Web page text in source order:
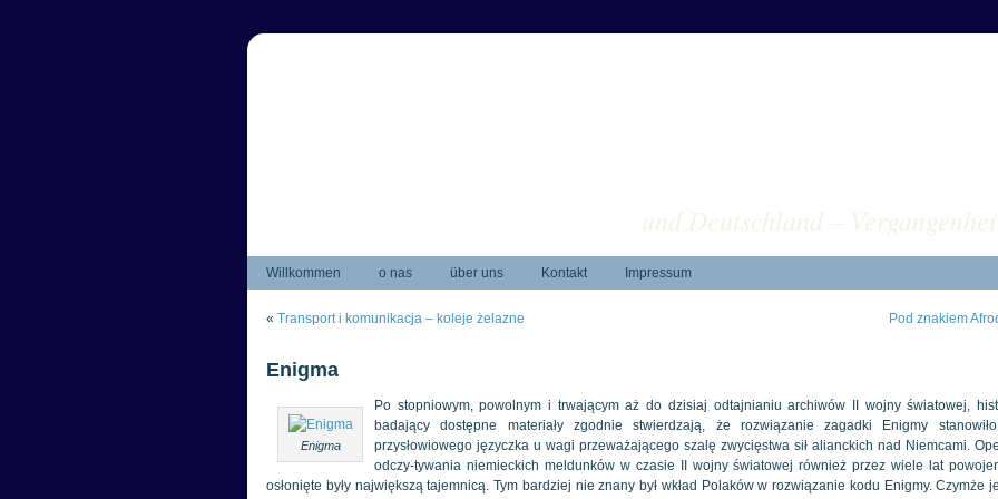
und Deutschland –
Willkommen o nas über uns Kontakt Impressum
« Transport i komunikacja – koleje żelazne Pod znakiem
Enigma
Enigma
Po stopniowym, powolnym i trwającym aż do dzisiaj odtajnianiu archiwów II wojny światowej,
badający dostępne materiały zgodnie stwierdzają, że rozwiązanie zagadki Enigmy
przysłowiowego języczka u wagi przeważającego szalę zwycięstwa sił alianckich nad Niemcami.
odczy-tywania niemieckich meldunków w czasie II wojny światowej również przez wiele lat
osłonięte były największą tajemnicą. Tym bardziej nie znany był wkład Polaków w rozwiązanie kodu Enigmy. Czymże